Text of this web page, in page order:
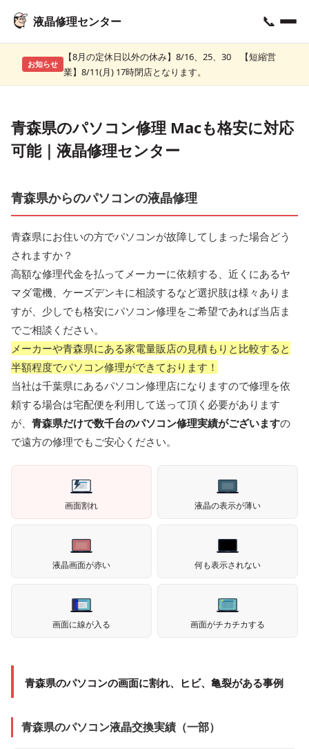
液晶修理センター 📞
お知らせ
【8月の定休日以外の休み】8/16、25、30 【短縮営
業】8/11(月) 17時閉店となります。
青森県のパソコン修理 Macも格安に対応
可能｜液晶修理センター
青森県からのパソコンの液晶修理
青森県にお住いの方でパソコンが故障してしまった場合どう
されますか？
高額な修理代金を払ってメーカーに依頼する、近くにあるヤ
マダ電機、ケーズデンキに相談するなど選択肢は様々ありま
すが、少しでも格安にパソコン修理をご希望であれば当店ま
でご相談ください。
メーカーや青森県にある家電量販店の見積もりと比較すると
半額程度でパソコン修理ができております！
当社は千葉県にあるパソコン修理店になりますので修理を依
頼する場合は宅配便を利用して送って頂く必要があります
が、 青森県だけで数千台のパソコン修理実績がございますの
で遠方の修理でもご安心ください。
画面割れ 液晶の表示が薄い
液晶画面が赤い 何も表示されない
画面に線が入る 画面がチカチカする
青森県のパソコンの画面に割れ、ヒビ、亀裂がある事例
青森県のパソコン液晶交換実績（一部）